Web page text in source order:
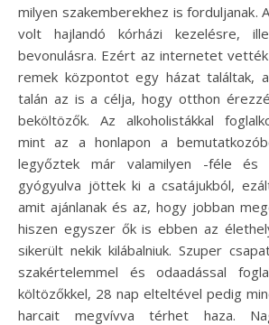
milyen szakemberekhez is forduljanak.
volt hajlandó kórházi kezelésre,
bevonulásra. Ezért az internetet
remek központot egy házat találtak,
talán az is a célja, hogy otthon
beköltözők. Az alkoholistákkal
mint az a honlapon a
legyőztek már valamilyen -féle és
gyógyulva jöttek ki a csatájukból,
amit ajánlanak és az, hogy jobban
hiszen egyszer ők is ebben az
sikerült nekik kilábalniuk. Szuper
szakértelemmel és odaadással
költözőkkel, 28 nap elteltével pedig
harcait megvívva térhet haza.